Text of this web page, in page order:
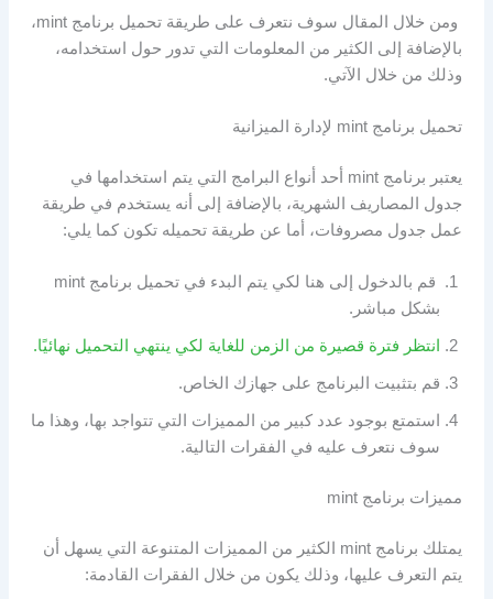
ومن خلال المقال سوف نتعرف على طريقة تحميل برنامج mint،
بالإضافة إلى الكثير من المعلومات التي تدور حول استخدامه،
وذلك من خلال الآتي.
تحميل برنامج mint لإدارة الميزانية
يعتبر برنامج mint أحد أنواع البرامج التي يتم استخدامها في
جدول المصاريف الشهرية، بالإضافة إلى أنه يستخدم في طريقة
عمل جدول مصروفات، أما عن طريقة تحميله تكون كما يلي:
قم بالدخول إلى هنا لكي يتم البدء في تحميل برنامج mint
بشكل مباشر.
انتظر فترة قصيرة من الزمن للغاية لكي ينتهي التحميل نهائيًا.
قم بتثبيت البرنامج على جهازك الخاص.
استمتع بوجود عدد كبير من المميزات التي تتواجد بها، وهذا ما
سوف نتعرف عليه في الفقرات التالية.
مميزات برنامج mint
يمتلك برنامج mint الكثير من المميزات المتنوعة التي يسهل أن
يتم التعرف عليها، وذلك يكون من خلال الفقرات القادمة: